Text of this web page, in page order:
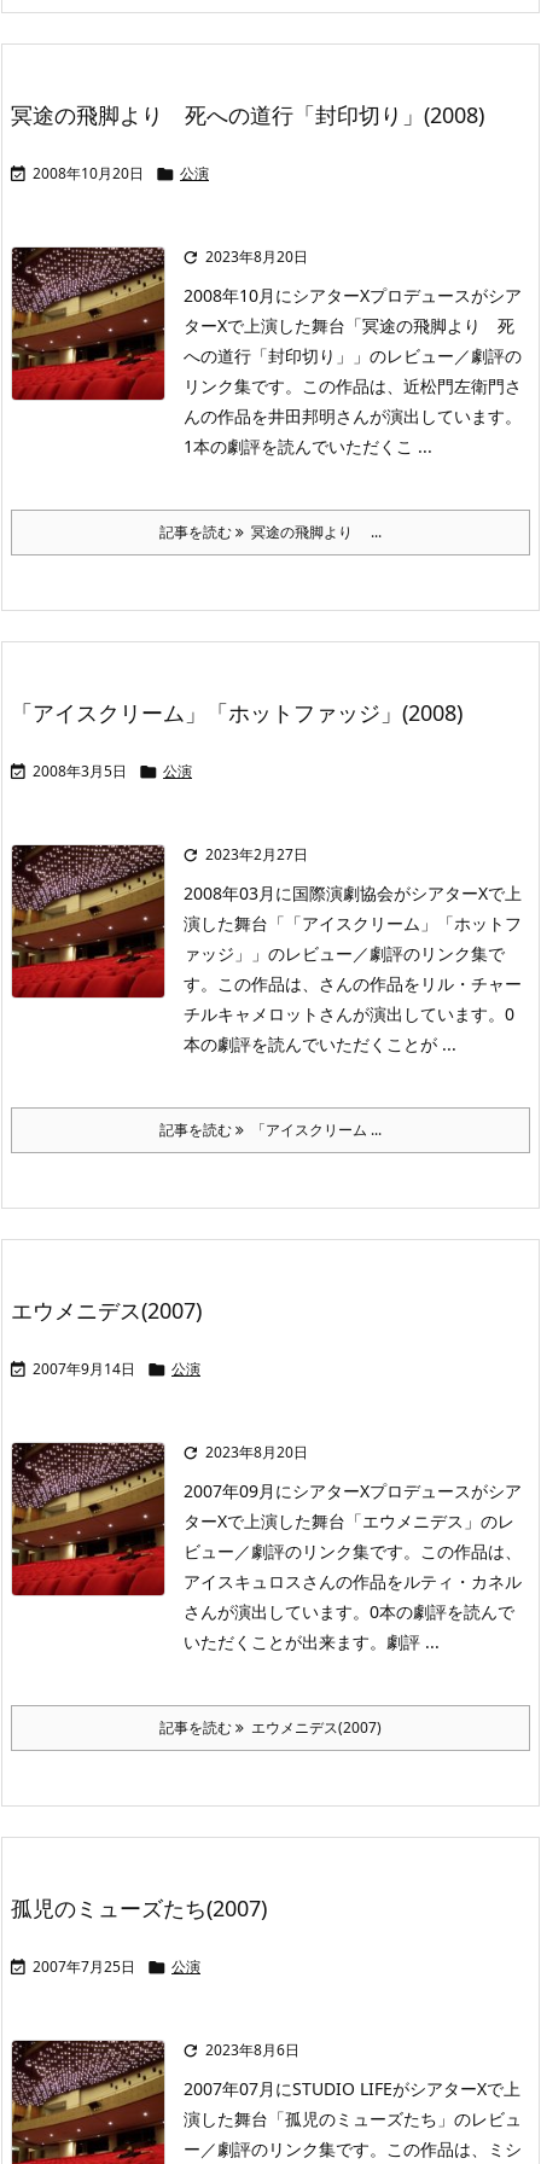
冥途の飛脚より 死への道行「封印切り」(2008)
 2008年10月20日  公演
 2023年8月20日
2008年10月にシアターXプロデュースがシア
ターXで上演した舞台「冥途の飛脚より 死
への道行「封印切り」」のレビュー／劇評の
リンク集です。この作品は、近松門左衛門さ
んの作品を井田邦明さんが演出しています。
1本の劇評を読んでいただくこ ...
記事を読む 冥途の飛脚より ...
「アイスクリーム」「ホットファッジ」(2008)
 2008年3月5日  公演
 2023年2月27日
2008年03月に国際演劇協会がシアターXで上
演した舞台「「アイスクリーム」「ホットフ
ァッジ」」のレビュー／劇評のリンク集で
す。この作品は、さんの作品をリル・チャー
チルキャメロットさんが演出しています。0
本の劇評を読んでいただくことが ...
記事を読む 「アイスクリーム ...
エウメニデス(2007)
 2007年9月14日  公演
 2023年8月20日
2007年09月にシアターXプロデュースがシア
ターXで上演した舞台「エウメニデス」のレ
ビュー／劇評のリンク集です。この作品は、
アイスキュロスさんの作品をルティ・カネル
さんが演出しています。0本の劇評を読んで
いただくことが出来ます。劇評 ...
記事を読む エウメニデス(2007)
孤児のミューズたち(2007)
 2007年7月25日  公演
 2023年8月6日
2007年07月にSTUDIO LIFEがシアターXで上
演した舞台「孤児のミューズたち」のレビュ
ー／劇評のリンク集です。この作品は、ミシ